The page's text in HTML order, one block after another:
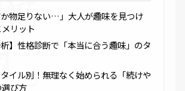
か物足りない…」大人が趣味を見つけ
リット
析】性格診断で「本当に合う趣味」のタ
イル別！無理なく始められる「続けや
び方